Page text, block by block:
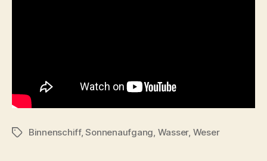
Schlagwörter
Binnenschiff,Sonnenaufgang, Wasser, Weser